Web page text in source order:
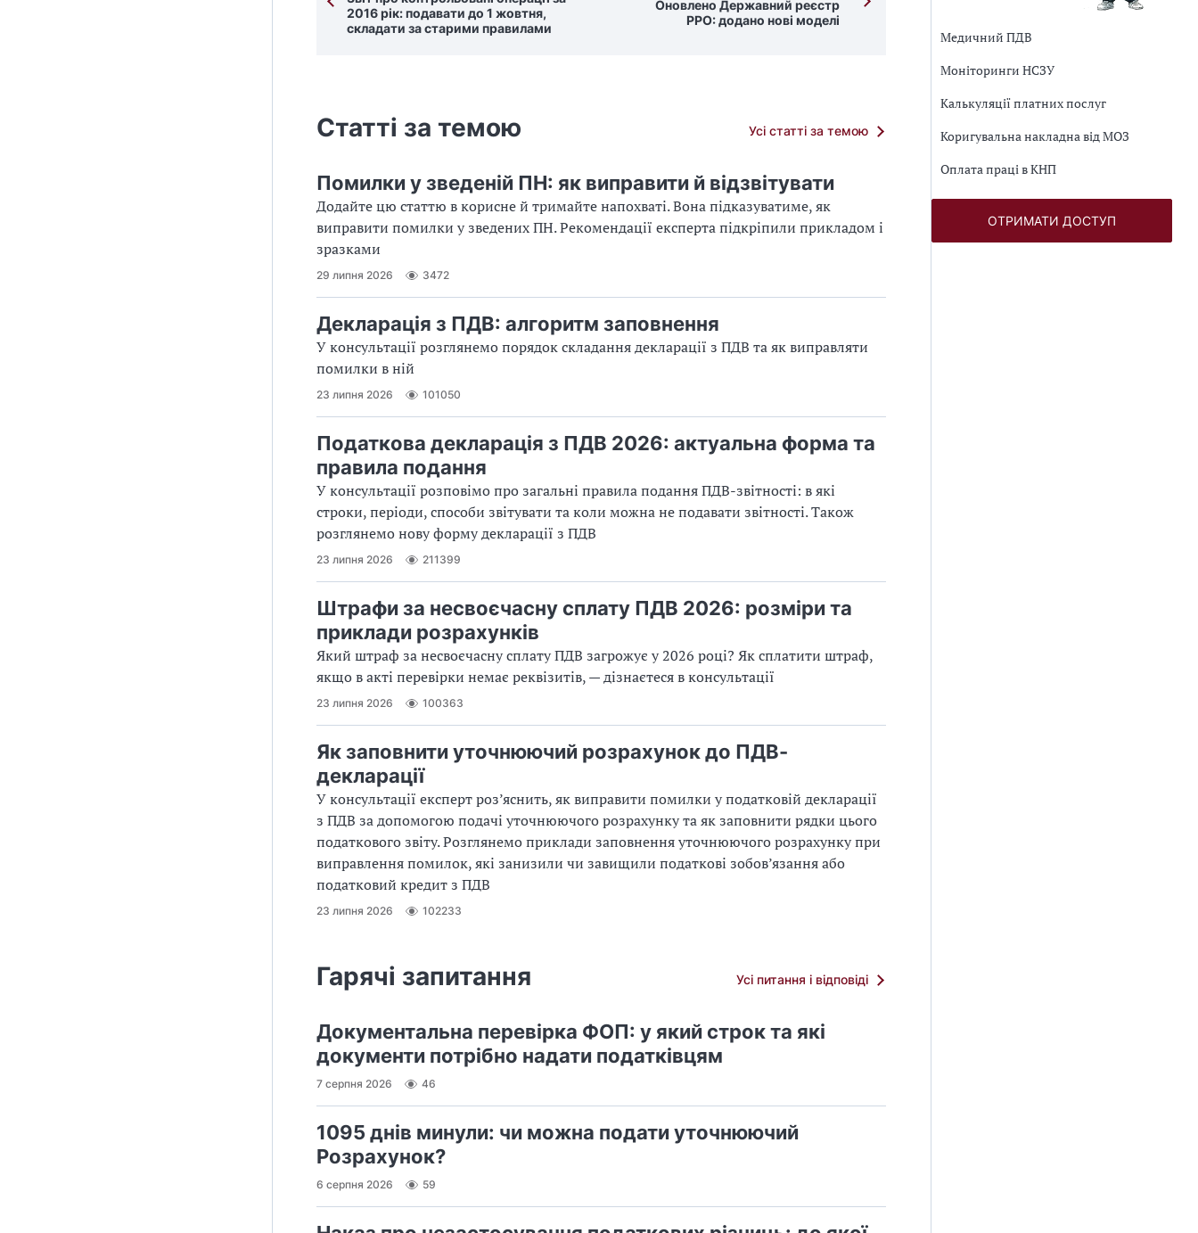
2016 рік: подавати до 1 жовтня,
складати за старими правилами
Оновлено Державний реєстр
РРО: додано нові моделі
Статті за темою Усі статті за темою
Помилки у зведеній ПН: як виправити й відзвітувати
Додайте цю статтю в корисне й тримайте напохваті. Вона підказуватиме, як
виправити помилки у зведених ПН. Рекомендації експерта підкріпили прикладом і
зразками
29 липня 2026 3472
Декларація з ПДВ: алгоритм заповнення
У консультації розглянемо порядок складання декларації з ПДВ та як виправляти
помилки в ній
23 липня 2026 101050
Податкова декларація з ПДВ 2026: актуальна форма та
правила подання
У консультації розповімо про загальні правила подання ПДВ-звітності: в які
строки, періоди, способи звітувати та коли можна не подавати звітності. Також
розглянемо нову форму декларації з ПДВ
23 липня 2026 211399
Штрафи за несвоєчасну сплату ПДВ 2026: розміри та
приклади розрахунків
Який штраф за несвоєчасну сплату ПДВ загрожує у 2026 році? Як сплатити штраф,
якщо в акті перевірки немає реквізитів, — дізнаєтеся в консультації
23 липня 2026 100363
Як заповнити уточнюючий розрахунок до ПДВ-
декларації
У консультації експерт роз’яснить, як виправити помилки у податковій декларації
з ПДВ за допомогою подачі уточнюючого розрахунку та як заповнити рядки цього
податкового звіту. Розглянемо приклади заповнення уточнюючого розрахунку при
виправлення помилок, які занизили чи завищили податкові зобов’язання або
податковий кредит з ПДВ
23 липня 2026 102233
Гарячі запитання Усі питання і відповіді
Документальна перевірка ФОП: у який строк та які
документи потрібно надати податківцям
7 серпня 2026 46
1095 днів минули: чи можна подати уточнюючий
Розрахунок?
6 серпня 2026 59
Медичний ПДВ
Моніторинги НСЗУ
Калькуляції платних послуг
Коригувальна накладна від МОЗ
Оплата праці в КНП
ОТРИМАТИ ДОСТУП